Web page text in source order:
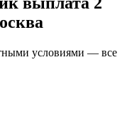
условиями — все